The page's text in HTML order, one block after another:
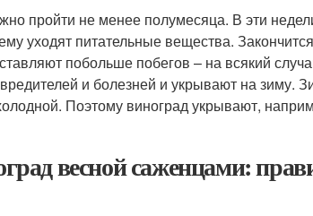
пройти не менее полумесяца. В эти
уходят питательные вещества.
побольше побегов – на всякий
и болезней и укрывают на зиму.
Поэтому виноград укрывают,
весной саженцами: